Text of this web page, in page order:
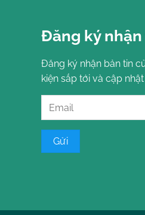
Đăng ký nhận
Đăng ký nhận bản tin
kiện sắp tới và cập
Gửi